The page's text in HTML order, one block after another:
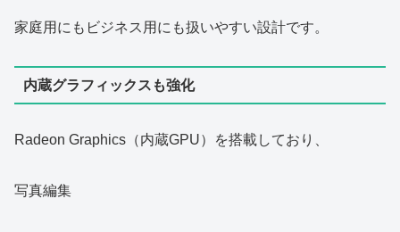
家庭用にもビジネス用にも扱いやすい設計です。
内蔵グラフィックスも強化
Radeon Graphics（内蔵GPU）を搭載しており、
写真編集